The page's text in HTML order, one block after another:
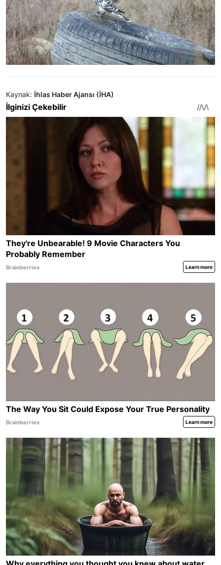
Kaynak: İhlas Haber Ajansı (İHA)